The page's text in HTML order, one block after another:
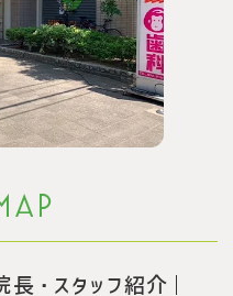
長・スタッフ紹介